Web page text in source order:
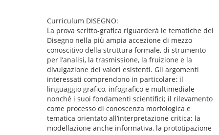
Curriculum DISEGNO:
La prova scritto-grafica riguarderà le tematiche del
Disegno nella più ampia accezione di mezzo
conoscitivo della struttura formale, di strumento
per l’analisi, la trasmissione, la fruizione e la
divulgazione dei valori esistenti. Gli argomenti
interessati comprendono in particolare: il
linguaggio grafico, infografico e multimediale
nonché i suoi fondamenti scientifici; il rilevamento
come processo di conoscenza morfologica e
tematica orientato all’interpretazione critica; la
modellazione anche informativa, la prototipazione